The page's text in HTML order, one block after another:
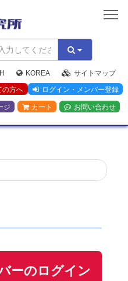
KOREA
サイトマップ
の方へ
ログイン・メンバー登録
ジ カート お問い合わせ
ーのログイン